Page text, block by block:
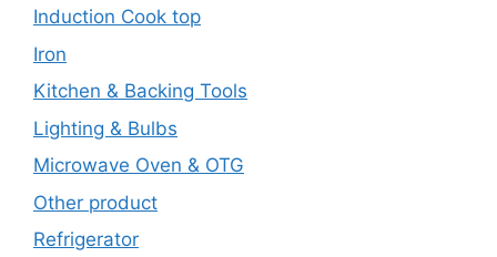
Induction Cook top
Iron
Kitchen & Backing Tools
Lighting & Bulbs
Microwave Oven & OTG
Other product
Refrigerator